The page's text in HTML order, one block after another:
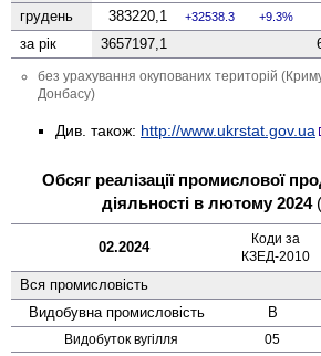
грудень 383220,1 32538.3 9.3%
за рік 3657197,1
без урахування окупованих територій
Донбасу)
Див. також: http://www.ukrstat.gov.ua
Обсяг реалізації промислової
діяльності в лютому 2024
02.2024
Коди за
КЗЕД-2010
Вся промисловість
Видобувна промисловість
B
Видобуток вугілля 05